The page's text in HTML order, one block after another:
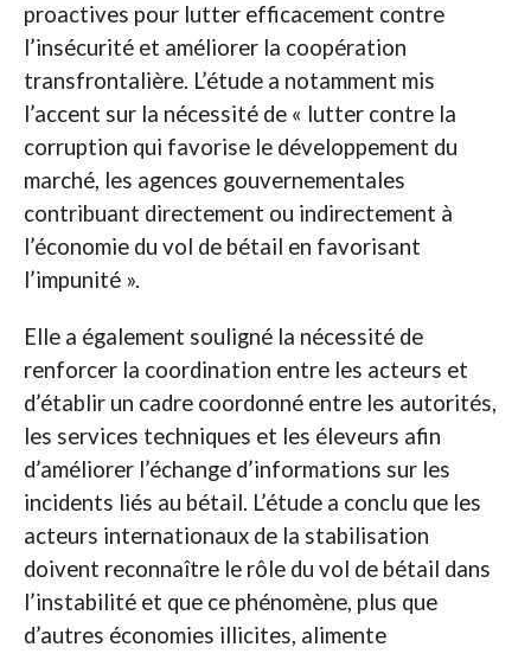
proactives pour lutter efficacement contre
l’insécurité et améliorer la coopération
transfrontalière. L’étude a notamment mis
l’accent sur la nécessité de « lutter contre la
corruption qui favorise le développement du
marché, les agences gouvernementales
contribuant directement ou indirectement à
l’économie du vol de bétail en favorisant
l’impunité ».
Elle a également souligné la nécessité de
renforcer la coordination entre les acteurs et
d’établir un cadre coordonné entre les autorités,
les services techniques et les éleveurs afin
d’améliorer l’échange d’informations sur les
incidents liés au bétail. L’étude a conclu que les
acteurs internationaux de la stabilisation
doivent reconnaître le rôle du vol de bétail dans
l’instabilité et que ce phénomène, plus que
d’autres économies illicites, alimente